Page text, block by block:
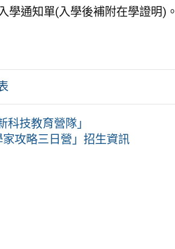
學通知單(入學後補附在學證明)。
技教育營隊」
攻略三日營」招生資訊